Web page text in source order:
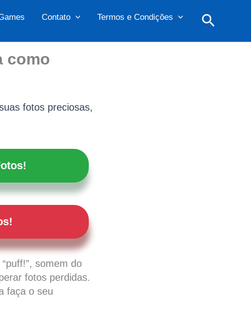
Contato Termos e Condições
como
fotos preciosas,
somem do
fotos perdidas.
faça o seu